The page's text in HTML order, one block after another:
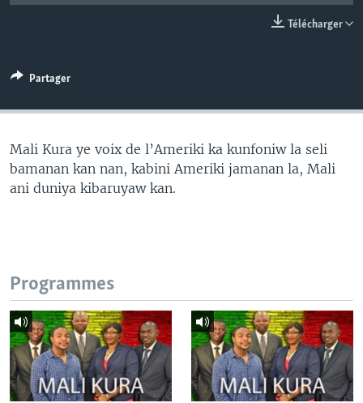
Télécharger
Partager
Mali Kura ye voix de l’Ameriki ka kunfoniw la seli
bamanan kan nan, kabini Ameriki jamanan la, Mali
ani duniya kibaruyaw kan.
Programmes